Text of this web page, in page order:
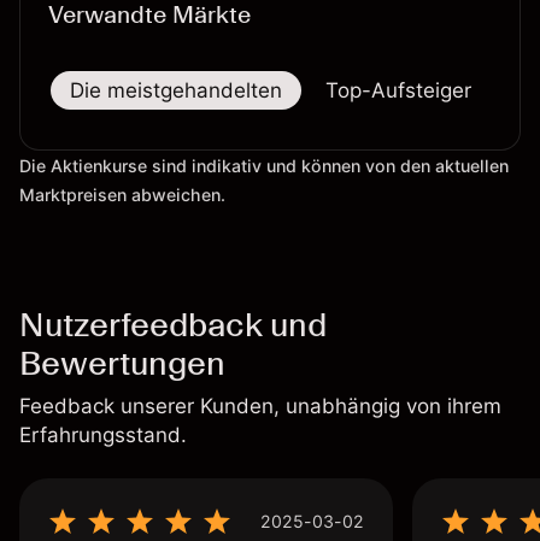
Verwandte Märkte
Die meistgehandelten Top-Aufsteiger
Die Aktienkurse sind indikativ und können von den aktuellen
Marktpreisen abweichen.
Nutzerfeedback und
Bewertungen
Feedback unserer Kunden, unabhängig von ihrem
Erfahrungsstand.
2025-03-02